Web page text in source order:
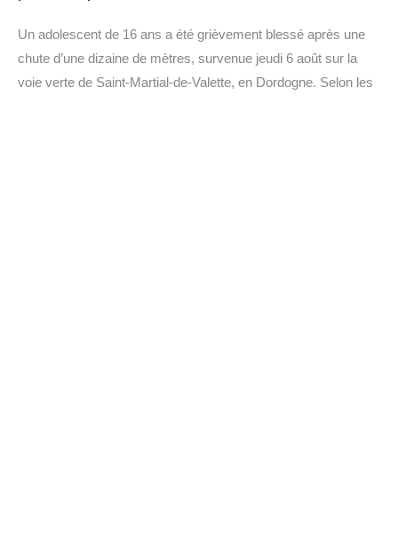
Un adolescent de 16 ans a été grièvement blessé après une
chute d’une dizaine de mètres, survenue jeudi 6 août sur la
voie verte de Saint-Martial-de-Valette, en Dordogne. Selon les